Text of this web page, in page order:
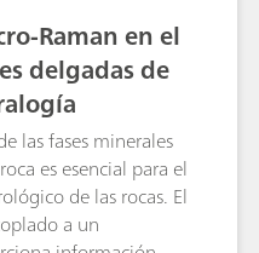
Raman en el
delgadas de
las fases minerales
es esencial para el
de las rocas. El
a un